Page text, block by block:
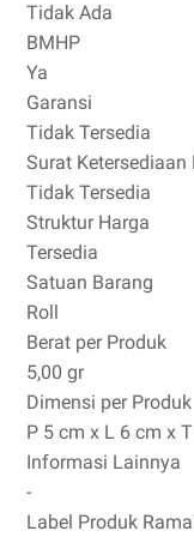
Tidak Ada
BMHP
Ya
Garansi
Tidak Tersedia
Surat
Tidak Tersedia
Struktur Harga
Tersedia
Satuan Barang
Roll
Berat per Produk
5,00 gr
Dimensi per Produk
P 5 cm x L 6 cm x
Informasi Lainnya
-
Label Produk